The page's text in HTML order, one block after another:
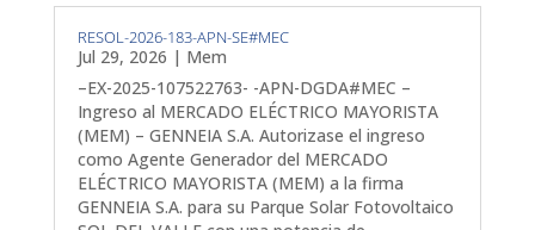
RESOL-2026-183-APN-SE#MEC
Jul 29, 2026 | Mem
–EX-2025-107522763- -APN-DGDA#MEC –
Ingreso al MERCADO ELÉCTRICO MAYORISTA
(MEM) – GENNEIA S.A. Autorizase el ingreso
como Agente Generador del MERCADO
ELÉCTRICO MAYORISTA (MEM) a la firma
GENNEIA S.A. para su Parque Solar Fotovoltaico